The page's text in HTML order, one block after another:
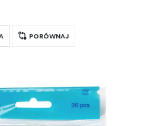
umożliwia dokładne czyszczenie
pomagając utrzymać higienę jamy
PORÓWNAJ